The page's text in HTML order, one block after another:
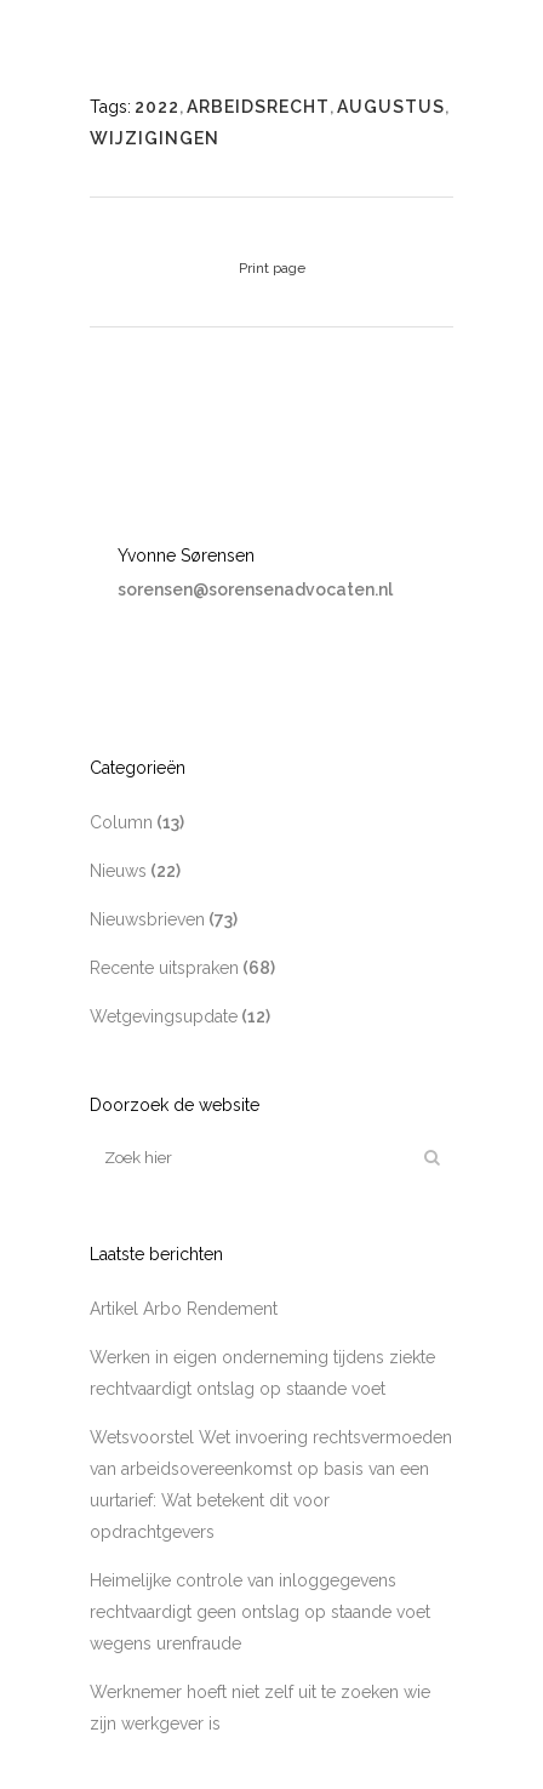
Tags: 2022,ARBEIDSRECHT,AUGUSTUS,
WIJZIGINGEN
Print page
Yvonne Sørensen
sorensen@sorensenadvocaten.nl
Categorieën
Column (13)
Nieuws (22)
Nieuwsbrieven (73)
Recente uitspraken (68)
Wetgevingsupdate (12)
Doorzoek de website
Laatste berichten
Artikel Arbo Rendement
Werken in eigen onderneming tijdens ziekte
rechtvaardigt ontslag op staande voet
Wetsvoorstel Wet invoering rechtsvermoeden
van arbeidsovereenkomst op basis van een
uurtarief: Wat betekent dit voor
opdrachtgevers
Heimelijke controle van inloggegevens
rechtvaardigt geen ontslag op staande voet
wegens urenfraude
Werknemer hoeft niet zelf uit te zoeken wie
zijn werkgever is